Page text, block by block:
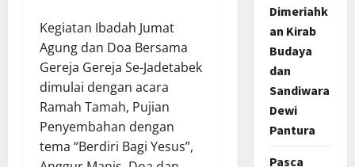
Kegiatan Ibadah Jumat
Agung dan Doa Bersama
Gereja Gereja Se-Jadetabek
dimulai dengan acara
Ramah Tamah, Pujian
Penyembahan dengan
tema “Berdiri Bagi Yesus”,
Dimeriahk
an Kirab
Budaya
dan
Sandiwara
Dewi
Pantura
Pasca